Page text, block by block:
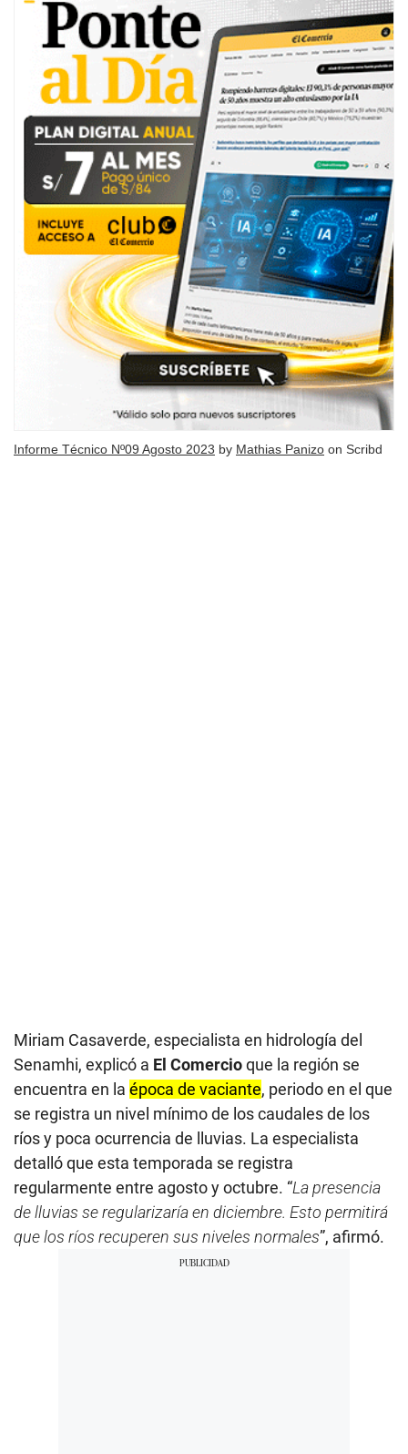
Informe Técnico Nº09 Agosto 2023 by Mathias Panizo on Scribd
Miriam Casaverde, especialista en hidrología del
Senamhi, explicó a El Comercioque la región se
encuentra en la época de vaciante, periodo en el que
se registra un nivel mínimo de los caudales de los
ríos y poca ocurrencia de lluvias. La especialista
detalló que esta temporada se registra
regularmente entre agosto y octubre. “La presencia
de lluvias se regularizaría en diciembre. Esto permitirá
que los ríos recuperen sus niveles normales”, afirmó.